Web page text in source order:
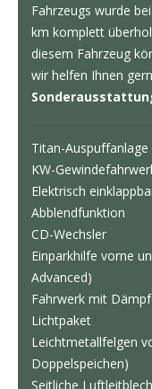
Fahrzeugs wurde
km komplett
diesem Fahrzeug
wir helfen Ihnen
Titan-
KW-
Elektrisch
Abblendfunktion
CD-Wechsler
Einparkhilfe vorne
Advanced)
Fahrwerk mit
Lichtpaket
Leichtmetallfelgen
Doppelspeichen)
Seitliche